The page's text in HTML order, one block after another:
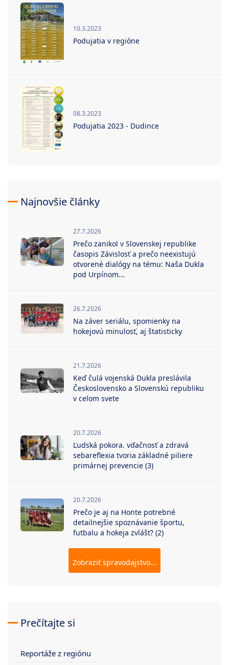
10.3.2023
Podujatia v regióne
08.3.2023
Podujatia 2023 - Dudince
Najnovšie články
27.7.2026
Prečo zanikol v Slovenskej republike
časopis Závislosť a prečo neexistujú
otvorené dialógy na tému: Naša Dukla
pod Urpínom...
26.7.2026
Na záver seriálu, spomienky na
hokejovú minulosť, aj štatisticky
21.7.2026
Keď čulá vojenská Dukla preslávila
Československo a Slovenskú republiku
v celom svete
20.7.2026
Ľudská pokora. vďačnosť a zdravá
sebareflexia tvoria základné piliere
primárnej prevencie (3)
20.7.2026
Prečo je aj na Honte potrebné
detailnejšie spoznávanie športu,
futbalu a hokeja zvlášť? (2)
Zobraziť spravodajstvo...
Prečítajte si
Reportáže z regiónu